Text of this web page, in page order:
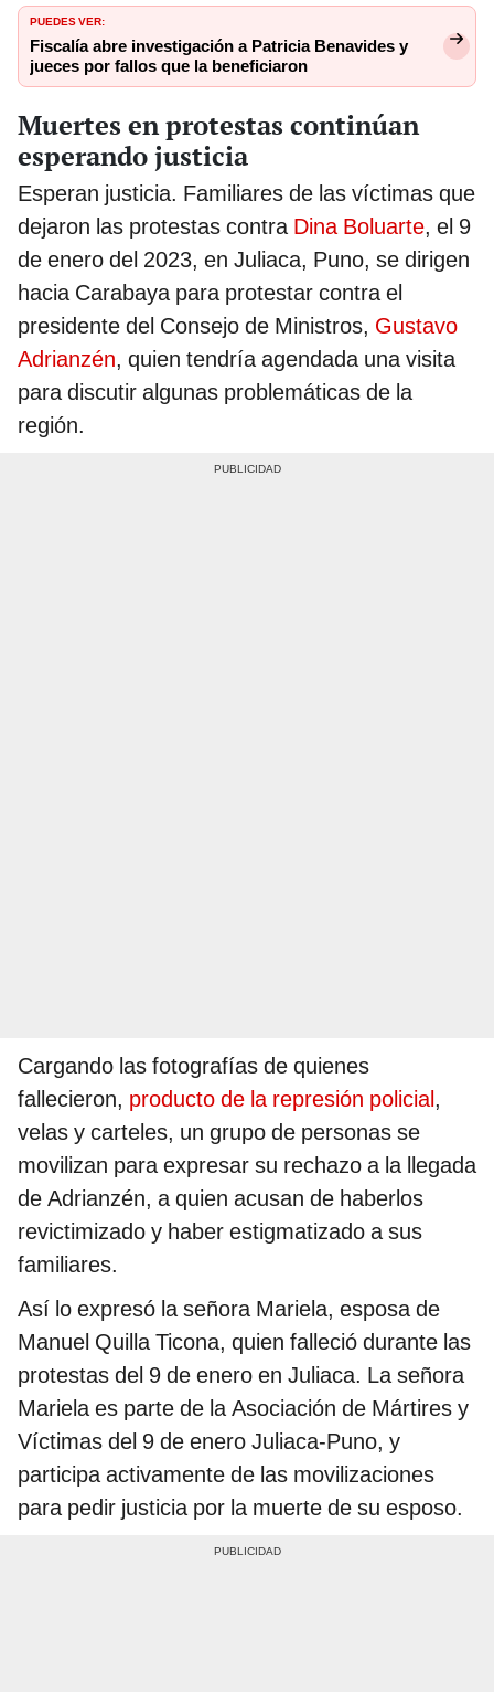
PUEDES VER:
Fiscalía abre investigación a Patricia Benavides y
jueces por fallos que la beneficiaron
Muertes en protestas continúan
esperando justicia
Esperan justicia. Familiares de las víctimas que
dejaron las protestas contra Dina Boluarte, el 9
de enero del 2023, en Juliaca, Puno, se dirigen
hacia Carabaya para protestar contra el
presidente del Consejo de Ministros, Gustavo
Adrianzén, quien tendría agendada una visita
para discutir algunas problemáticas de la
región.
Cargando las fotografías de quienes
fallecieron, producto de la represión policial,
velas y carteles, un grupo de personas se
movilizan para expresar su rechazo a la llegada
de Adrianzén, a quien acusan de haberlos
revictimizado y haber estigmatizado a sus
familiares.
Así lo expresó la señora Mariela, esposa de
Manuel Quilla Ticona, quien falleció durante las
protestas del 9 de enero en Juliaca. La señora
Mariela es parte de la Asociación de Mártires y
Víctimas del 9 de enero Juliaca-Puno, y
participa activamente de las movilizaciones
para pedir justicia por la muerte de su esposo.